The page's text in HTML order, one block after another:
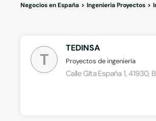
Negocios en España Ingenieria Proyectos
T
TEDINSA
Proyectos de ingeniería
Calle Glta España 1,